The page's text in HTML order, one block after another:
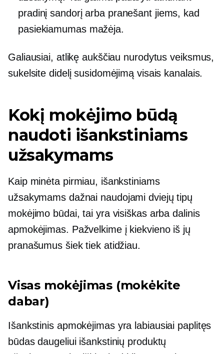
pradinį sandorį arba pranešant jiems, kad
pasiekiamumas mažėja.
Galiausiai, atlikę aukščiau nurodytus veiksmus,
sukelsite didelį susidomėjimą visais kanalais.
Kokį mokėjimo būdą
naudoti išankstiniams
užsakymams
Kaip minėta pirmiau, išankstiniams
užsakymams dažnai naudojami dviejų tipų
mokėjimo būdai, tai yra visiškas arba dalinis
apmokėjimas. Pažvelkime į kiekvieno iš jų
pranašumus šiek tiek atidžiau.
Visas mokėjimas (mokėkite
dabar)
Išankstinisapmokėjimas yra labiausiai paplitęs
būdas daugeliui išankstinių produktų